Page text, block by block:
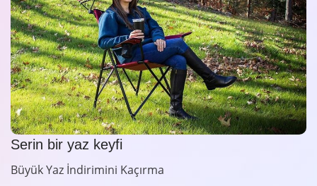
Serin bir yaz keyfi
Büyük Yaz İndirimini Kaçırma